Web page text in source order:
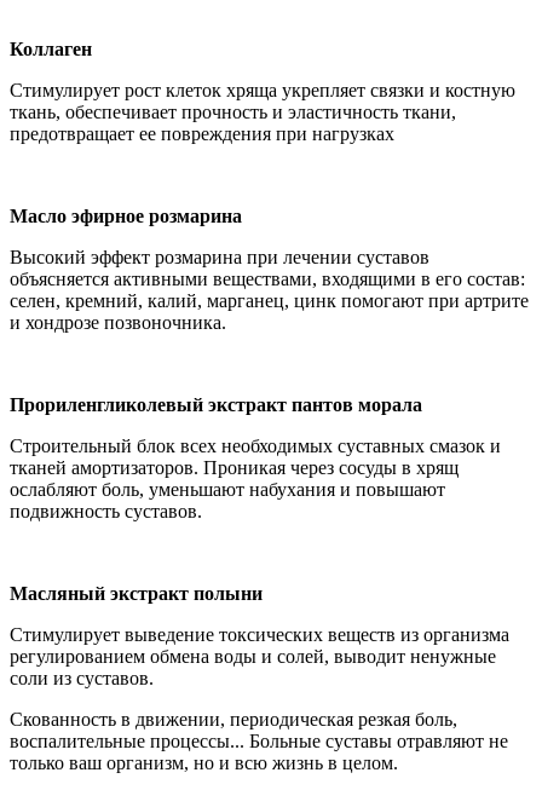
Коллаген
Стимулирует рост клеток хряща укрепляет связки и костную
ткань, обеспечивает прочность и эластичность ткани,
предотвращает ее повреждения при нагрузках
Масло эфирное розмарина
Высокий эффект розмарина при лечении суставов
объясняется активными веществами, входящими в его состав:
селен, кремний, калий, марганец, цинк помогают при артрите
и хондрозе позвоночника.
Прориленгликолевый экстракт пантов морала
Строительный блок всех необходимых суставных смазок и
тканей амортизаторов. Проникая через сосуды в хрящ
ослабляют боль, уменьшают набухания и повышают
подвижность суставов.
Масляный экстракт полыни
Стимулирует выведение токсических веществ из организма
регулированием обмена воды и солей, выводит ненужные
соли из суставов.
Скованность в движении, периодическая резкая боль,
воспалительные процессы... Больные суставы отравляют не
только ваш организм, но и всю жизнь в целом.